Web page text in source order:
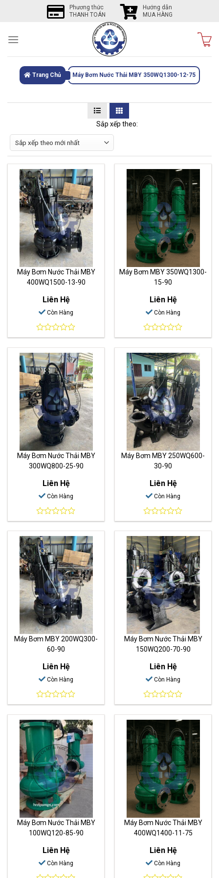
Phương thức
THANH TOÁN
Hướng dẫn
MUA HÀNG
Trang Chủ Máy Bơm Nước Thải MBY 350WQ1300-12-75
Sắp xếp theo:
Máy Bơm Nước Thải MBY
400WQ1500-13-90
Liên Hệ
Còn Hàng
0
out
of
5
Máy Bơm MBY 350WQ1300-
15-90
Liên Hệ
Còn Hàng
0
out
of
5
Máy Bơm Nước Thải MBY
300WQ800-25-90
Liên Hệ
Còn Hàng
0
out
of
5
Máy Bơm MBY 250WQ600-
30-90
Liên Hệ
Còn Hàng
0
out
of
5
Máy Bơm MBY 200WQ300-
60-90
Liên Hệ
Còn Hàng
0
out
of
5
Máy Bơm Nước Thải MBY
150WQ200-70-90
Liên Hệ
Còn Hàng
0
out
of
5
Máy Bơm Nước Thải MBY
100WQ120-85-90
Liên Hệ
Còn Hàng
Máy Bơm Nước Thải MBY
400WQ1400-11-75
Liên Hệ
Còn Hàng